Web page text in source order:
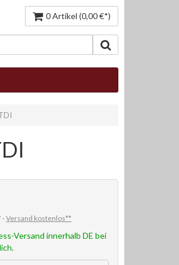
0 Artikel (0,00 €*)
-Versand kostenlos**
Versand innerhalb DE bei